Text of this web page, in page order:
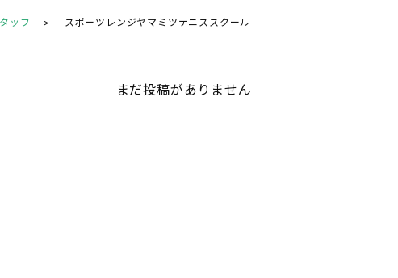
ッフ スポーツレンジヤマミツテニススクール
まだ投稿がありません